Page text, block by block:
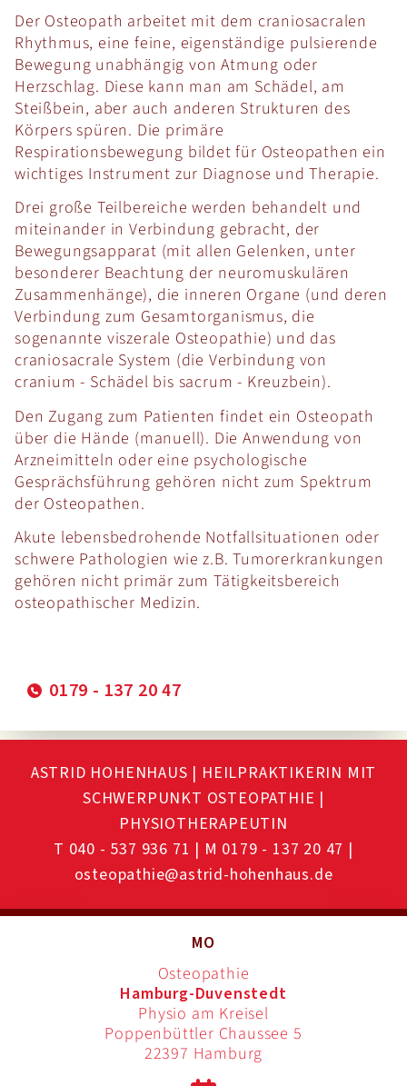
Der Osteopath arbeitet mit dem craniosacralen
Rhythmus, eine feine, eigenständige pulsierende
Bewegung unabhängig von Atmung oder
Herzschlag. Diese kann man am Schädel, am
Steißbein, aber auch anderen Strukturen des
Körpers spüren. Die primäre
Respirationsbewegung bildet für Osteopathen ein
wichtiges Instrument zur Diagnose und Therapie.
Drei große Teilbereiche werden behandelt und
miteinander in Verbindung gebracht, der
Bewegungsapparat (mit allen Gelenken, unter
besonderer Beachtung der neuromuskulären
Zusammenhänge), die inneren Organe (und deren
Verbindung zum Gesamtorganismus, die
sogenannte viszerale Osteopathie) und das
craniosacrale System (die Verbindung von
cranium - Schädel bis sacrum - Kreuzbein).
Den Zugang zum Patienten findet ein Osteopath
über die Hände (manuell). Die Anwendung von
Arzneimitteln oder eine psychologische
Gesprächsführung gehören nicht zum Spektrum
der Osteopathen.
Akute lebensbedrohende Notfallsituationen oder
schwere Pathologien wie z.B. Tumorerkrankungen
gehören nicht primär zum Tätigkeitsbereich
osteopathischer Medizin.
0179 - 137 20 47
ASTRID HOHENHAUS | HEILPRAKTIKERIN MIT
SCHWERPUNKT OSTEOPATHIE |
PHYSIOTHERAPEUTIN
T 040 - 537 936 71 | M 0179 - 137 20 47 |
osteopathie@astrid-hohenhaus.de
MO
Osteopathie
Hamburg-Duvenstedt
Physio am Kreisel
Poppenbüttler Chaussee 5
22397 Hamburg